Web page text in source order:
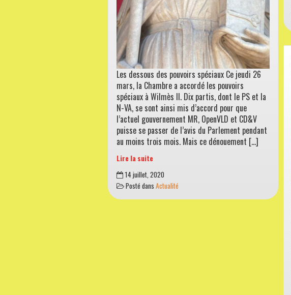
Les dessous des pouvoirs spéciaux Ce jeudi 26
mars, la Chambre a accordé les pouvoirs
spéciaux à Wilmès II. Dix partis, dont le PS et la
N-VA, se sont ainsi mis d’accord pour que
l’actuel gouvernement MR, OpenVLD et CD&V
puisse se passer de l’avis du Parlement pendant
au moins trois mois. Mais ce dénouement […]
Lire la suite
Parlons-
en
(31)
–
14 juillet, 2020
Posté dans Actualité